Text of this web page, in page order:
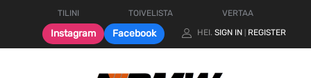
TILINI TOIVELISTA VERTAA
Instagram Facebook HEI. SIGN IN REGISTER